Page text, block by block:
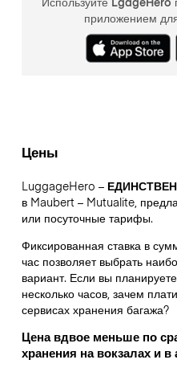
приложением
Цены
LuggageHero –
в Maubert – Mutualite,
или посуточные тарифы.
Фиксированная ставка в
час позволяет выбрать
вариант. Если вы
несколько часов, зачем
сервисах хранения багажа?
Цена вдвое меньше по
хранения на вокзалах и в